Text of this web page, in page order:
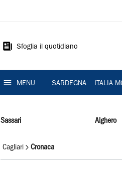
Sardegna
Sfoglia il quotidiano
MENU SARDEGNA ITALIA
Sassari Alghero
Cagliari Cronaca